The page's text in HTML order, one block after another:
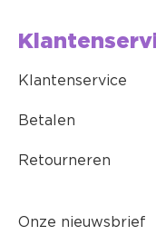
Klantenservice
Betalen
Retourneren
Onze nieuwsbrief